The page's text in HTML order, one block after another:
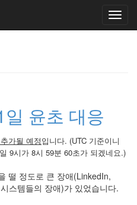
윤초 대응
가될 예정입니다. (UTC 기준이니
9시가 8시 59분 60초가 되겠네요.)
떨 정도로 큰 장애(LinkedIn,
스템들의 장애)가 있었습니다.